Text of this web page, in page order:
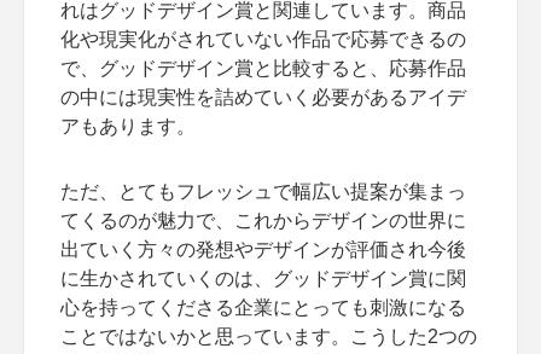
れはグッドデザイン賞と関連しています。商品
化や現実化がされていない作品で応募できるの
で、グッドデザイン賞と比較すると、応募作品
の中には現実性を詰めていく必要があるアイデ
アもあります。
ただ、とてもフレッシュで幅広い提案が集まっ
てくるのが魅力で、これからデザインの世界に
出ていく方々の発想やデザインが評価され今後
に生かされていくのは、グッドデザイン賞に関
心を持ってくださる企業にとっても刺激になる
ことではないかと思っています。こうした2つの